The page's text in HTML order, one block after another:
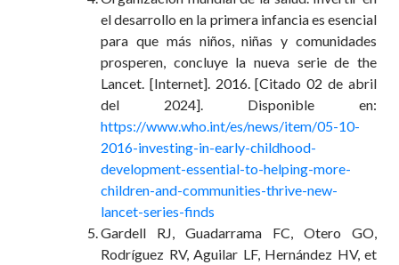
el desarrollo en la primera infancia es esencial
para que más niños, niñas y comunidades
prosperen, concluye la nueva serie de the
Lancet. [Internet]. 2016. [Citado 02 de abril
del 2024]. Disponible en:
https://www.who.int/es/news/item/05-10-
2016-investing-in-early-childhood-
development-essential-to-helping-more-
children-and-communities-thrive-new-
lancet-series-finds
Gardell RJ, Guadarrama FC, Otero GO,
Rodríguez RV, Aguilar LF, Hernández HV, et